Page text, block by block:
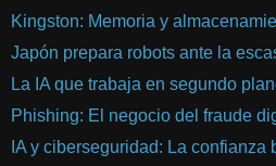
Kingston: Memoria y
Japón prepara robots ante la
La IA que trabaja en segundo
Phishing: El negocio del fraude
IA y ciberseguridad: La confianza